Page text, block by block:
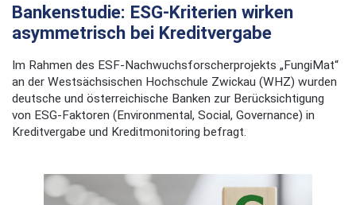
Bankenstudie: ESG-Kriterien wirken
asymmetrisch bei Kreditvergabe
Im Rahmen des ESF-Nachwuchsforscherprojekts „FungiMat“
an der Westsächsischen Hochschule Zwickau (WHZ) wurden
deutsche und österreichische Banken zur Berücksichtigung
von ESG-Faktoren (Environmental, Social, Governance) in
Kreditvergabe und Kreditmonitoring befragt.